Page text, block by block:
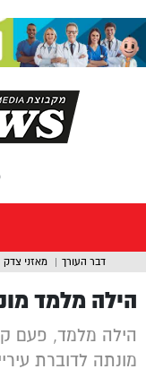
דבר העורך מאזני צדק
הילה מלמד
הילה מלמד, פעם
מונתה לדוברת